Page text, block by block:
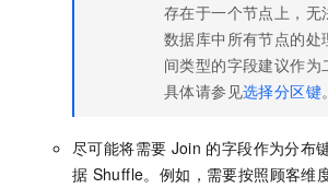
存在于一个节点上，无
数据库中所有节点的处
间类型的字段建议作为
具体请参见选择分区键。
尽可能将需要 Join 的字段作为分布
据 Shuffle。例如，需要按照顾客维